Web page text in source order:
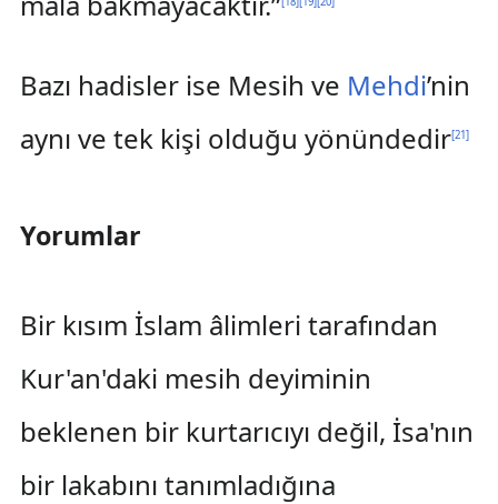
Bazı hadisler ise Mesih ve Mehdi’nin
aynı ve tek kişi olduğu yönündedir[21]
Yorumlar
Bir kısım İslam âlimleri tarafından
Kur'an'daki mesih deyiminin
beklenen bir kurtarıcıyı değil, İsa'nın
bir lakabını tanımladığına